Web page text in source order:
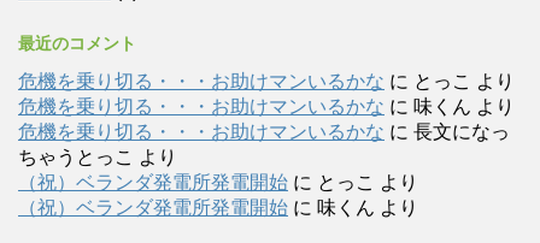
最近のコメント
危機を乗り切る・・・お助けマンいるかな に とっこ より
危機を乗り切る・・・お助けマンいるかな に 味くん より
危機を乗り切る・・・お助けマンいるかな に 長文になっ
ちゃうとっこ より
（祝）ベランダ発電所発電開始 に とっこ より
（祝）ベランダ発電所発電開始 に 味くん より